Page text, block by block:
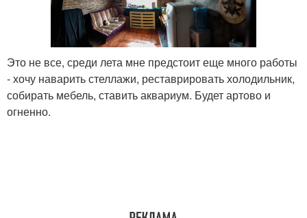
Это не все, среди лета мне предстоит еще много работы
- хочу наварить стеллажи, реставрировать холодильник,
собирать мебель, ставить аквариум. Будет артово и
огненно.